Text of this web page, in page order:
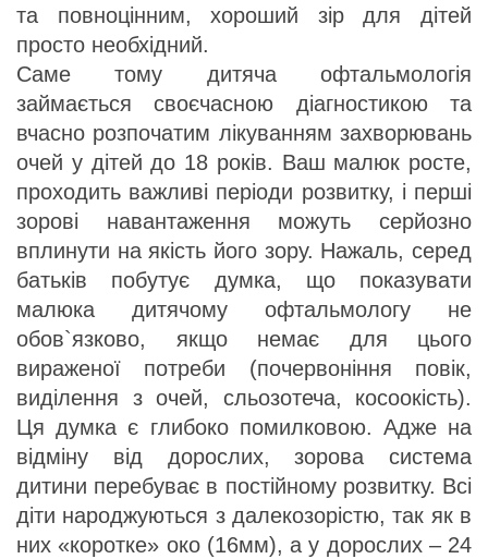
та повноцінним, хороший зір для дітей
просто необхідний.
Саме тому дитяча офтальмологія
займається своєчасною діагностикою та
вчасно розпочатим лікуванням захворювань
очей у дітей до 18 років. Ваш малюк росте,
проходить важливі періоди розвитку, і перші
зорові навантаження можуть серйозно
вплинути на якість його зору. Нажаль, серед
батьків побутує думка, що показувати
малюка дитячому офтальмологу не
обов`язково, якщо немає для цього
вираженої потреби (почервоніння повік,
виділення з очей, сльозотеча, косоокість).
Ця думка є глибоко помилковою. Адже на
відміну від дорослих, зорова система
дитини перебуває в постійному розвитку. Всі
діти народжуються з далекозорістю, так як в
них «коротке» око (16мм), а у дорослих – 24